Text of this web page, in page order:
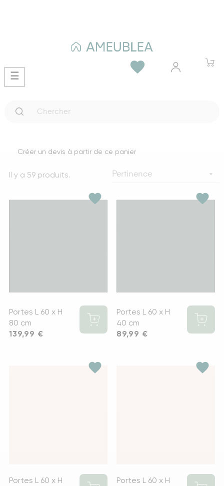
Basculer
la
☰
favorite
Créer un devis à partir de ce panier
Il y a 59 produits. Pertinence 
favorite
Portes L 60 x H
80 cm
Prix
139,99 €
favorite
Portes L 60 x H
40 cm
Prix
89,99 €
favorite
Portes L 60 x H
favorite
Portes L 60 x H